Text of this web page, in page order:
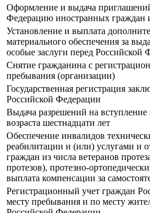
Оформление и выдача
Федерацию иностранных граждан
Установление и выплата
материального обеспечения за
особые заслуги перед Российской
Снятие гражданина с
пребывания (организации)
Государственная регистрация
Российской Федерации
Выдача разрешений на
возраста шестнадцати лет
Обеспечение инвалидов
реабилитации и (или) услугами и
граждан из числа ветеранов
протезов), протезно-
выплата компенсации за
Регистрационный учет граждан
месту пребывания и по месту